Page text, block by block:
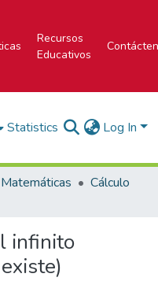
Recursos
Educativos
Statistics Log In
Matemáticas
Cálculo
infinito